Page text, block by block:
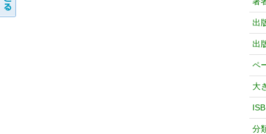
出
出
ペ
大
分